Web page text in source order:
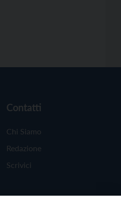
Contatti
Chi Siamo
Redazione
Scrivici